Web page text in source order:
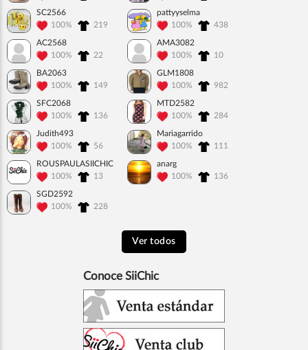
SC2566
100%
219
pattyyselma
100%
438
AC2568
100%
22
AMA3082
100%
10
BA2063
100%
149
GLM1808
100%
982
SFC2068
100%
136
MTD2582
100%
284
Judith493
100%
56
Mariagarrido
100%
111
ROUSPAULASIICHIC
100%
13
anarg
100%
136
SGD2592
100%
228
Ver todos
Conoce SiiChic